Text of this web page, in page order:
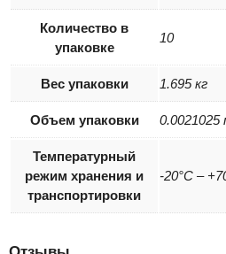
Количество в
упаковке
10
Вес упаковки 1.695 кг
Объем упаковки 0.0021025
Температурный
режим хранения и
транспортировки
-20°C –